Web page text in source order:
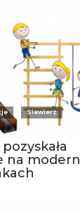
Siewierz
na